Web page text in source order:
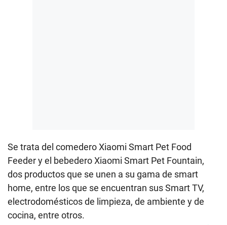
Se trata del comedero Xiaomi Smart Pet Food
Feeder y el bebedero Xiaomi Smart Pet Fountain,
dos productos que se unen a su gama de smart
home, entre los que se encuentran sus Smart TV,
electrodomésticos de limpieza, de ambiente y de
cocina, entre otros.